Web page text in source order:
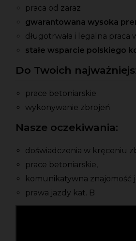
praca od zaraz
gwarantowana wysoka
długotrwała i legalna praca
stałe wsparcie polskiego
Do Twoich
prace betoniarskie
wykonywanie zbrojeń
Nasze oczekiwania:
doświadczenia w kręceniu
prace betoniarskie,
komunikatywna znajomość
prawa jazdy kat. B